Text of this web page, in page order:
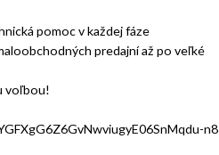
pomoc v každej fáze
predajní až po veľké
voľbou!
n8